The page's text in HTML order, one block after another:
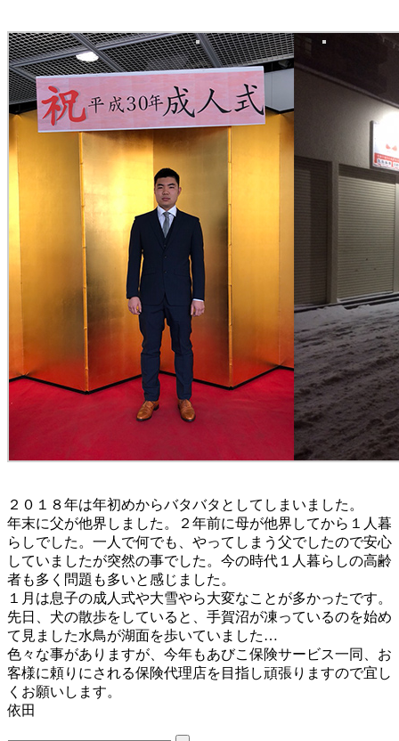
２０１８年は年初めからバタバタとしてしまいました。
年末に父が他界しました。２年前に母が他界してから１人暮
らしでした。一人で何でも、やってしまう父でしたので安心
していましたが突然の事でした。今の時代１人暮らしの高齢
者も多く問題も多いと感じました。
１月は息子の成人式や大雪やら大変なことが多かったです。
先日、犬の散歩をしていると、手賀沼が凍っているのを始め
て見ました水鳥が湖面を歩いていました…
色々な事がありますが、今年もあびこ保険サービス一同、お
客様に頼りにされる保険代理店を目指し頑張りますので宜し
くお願いします。
依田